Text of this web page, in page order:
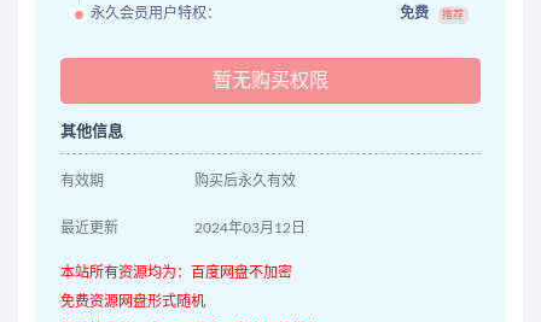
永久会员用户特权： 免费 推荐
暂无购买权限
其他信息
有效期 购买后永久有效
最近更新 2024年03月12日
本站所有资源均为：百度网盘不加密
免费资源网盘形式随机